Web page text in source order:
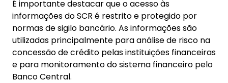
É importante destacar que o acesso às
informações do SCR é restrito e protegido por
normas de sigilo bancário. As informações são
utilizadas principalmente para análise de risco na
concessão de crédito pelas instituições financeiras
e para monitoramento do sistema financeiro pelo
Banco Central.